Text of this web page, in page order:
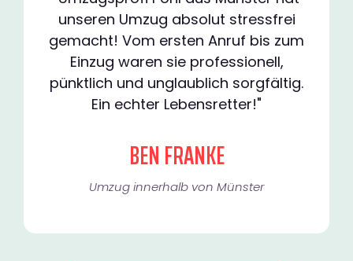
unseren Umzug absolut stressfrei
gemacht! Vom ersten Anruf bis zum
Einzug waren sie professionell,
pünktlich und unglaublich sorgfältig.
Ein echter Lebensretter!"
BEN FRANKE
Umzug innerhalb von Münster​